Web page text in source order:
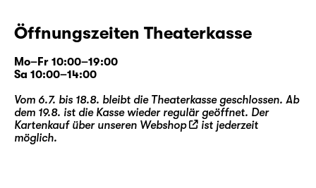
Öffnungszeiten Theaterkasse
Mo–Fr 10:00–19:00
Sa 10:00–14:00
Vom 6.7. bis 18.8. bleibt die Theaterkasse geschlossen. Ab
dem 19.8. ist die Kasse wieder regulär geöffnet. Der
Kartenkauf über unseren Webshop
ist jederzeit
möglich.